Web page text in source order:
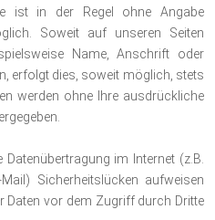
ist in der Regel ohne Angabe
Soweit auf unseren Seiten
Name, Anschrift oder
erfolgt dies, soweit möglich, stets
werden ohne Ihre ausdrückliche
im Internet (z.B.
Sicherheitslücken aufweisen
Daten vor dem Zugriff durch Dritte